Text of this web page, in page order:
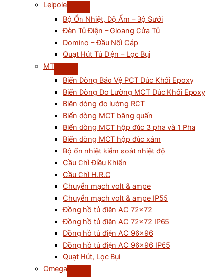
Leipole
Bộ Ổn Nhiệt, Độ Ẩm – Bộ Sưởi
Đèn Tủ Điện – Gioang Cửa Tủ
Domino – Đầu Nối Cáp
Quạt Hút Tủ Điện – Lọc Bụi
MT
Biến Dòng Bảo Vệ PCT Đúc Khối Epoxy
Biến Dòng Đo Lường MCT Đúc Khối Epoxy
Biến dòng đo lường RCT
Biến dòng MCT băng quấn
Biến dòng MCT hộp đúc 3 pha và 1 Pha
Biến dòng MCT hộp đúc xám
Bộ ổn nhiệt kiểm soát nhiệt độ
Cầu Chì Điều Khiển
Cầu Chì H.R.C
Chuyển mạch volt & ampe
Chuyển mạch volt & ampe IP55
Đồng hồ tủ điện AC 72×72
Đồng hồ tủ điện AC 72×72 IP65
Đồng hồ tủ điện AC 96×96
Đồng hồ tủ điện AC 96×96 IP65
Quạt Hút, Lọc Bụi
Omega